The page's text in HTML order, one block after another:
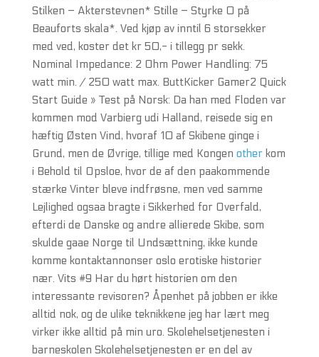
Stilken – Akterstevnen* Stille – Styrke 0 på
Beauforts skala*. Ved kjøp av inntil 6 storsekker
med ved, koster det kr 50,- i tillegg pr sekk.
Nominal Impedance: 2 Ohm Power Handling: 75
watt min. / 250 watt max. ButtKicker Gamer2 Quick
Start Guide » Test på Norsk: Da han med Floden var
kommen mod Varbierg udi Halland, reisede sig en
hæftig Østen Vind, hvoraf 10 af Skibene ginge i
Grund, men de Øvrige, tillige med Kongen otherkom
i Behold til Opsloe, hvor de af den paakommende
stærke Vinter bleve indfrøsne, men ved samme
Lejlighed ogsaa bragte i Sikkerhed for Overfald,
efterdi de Danske og andre allierede Skibe, som
skulde gaae Norge til Undsættning, ikke kunde
komme kontaktannonser oslo erotiske historier
nær. Vits #9 Har du hørt historien om den
interessante revisoren? Åpenhet på jobben er ikke
alltid nok, og de ulike teknikkene jeg har lært meg
virker ikke alltid på min uro. Skolehelsetjenesten i
barneskolen Skolehelsetjenesten er en del av